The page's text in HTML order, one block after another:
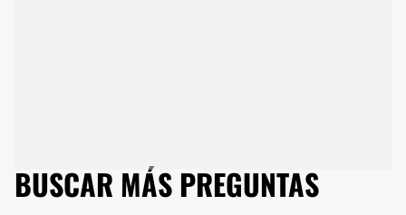
BUSCAR MÁS PREGUNTAS